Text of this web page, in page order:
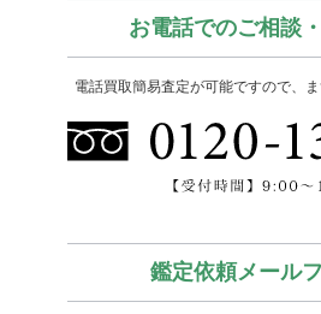
お電話でのご相談
電話買取簡易査定が可能ですので、ま
鑑定依頼メール